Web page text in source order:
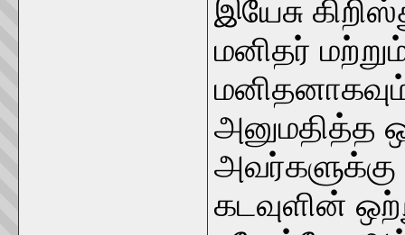
இயேசு
மனிதர்
அனுமதித்த
கடவுளின்